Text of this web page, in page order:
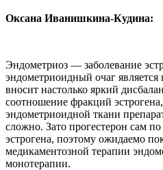
Оксана Иванишкина-Кудина:
Эндометриоз — заболевание
эндометриоидный очаг
вносит настолько яркий
соотношение фракций
эндометриоидной ткани
сложно. Зато прогестерон сам по
эстрогена, поэтому ожидаемо
медикаментозной терапии
монотерапии.